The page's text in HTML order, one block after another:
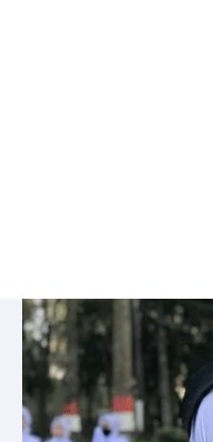
Bimbel
IPDN
di
Pesanggrahan,
Jakarta
Selatan: